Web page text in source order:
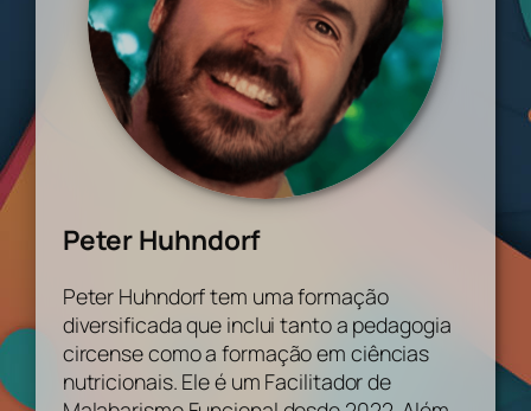
Peter Huhndorf
Peter Huhndorf tem uma formação
diversificada que inclui tanto a pedagogia
circense como a formação em ciências
nutricionais. Ele é um Facilitador de